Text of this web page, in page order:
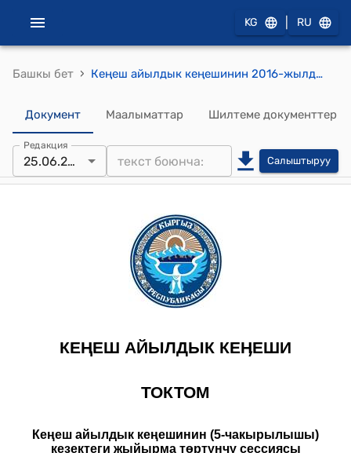
KG RU
Башкы бет › Кеңеш айылдык кеңешинин 2016-жылдын 25-июнундагы № 24-6 "Дары-булак айылына өзүнчө “Айыл” деген сатус берүү жөнүндө" токтому
Документ Маалыматтар Шилтеме документтер
Редакция
25.06.2016 Салыштыруу